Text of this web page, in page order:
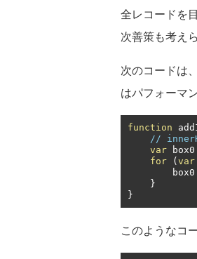
全レコードを
次善策も考え
次のコードは
はパフォーマ
function
//
var box0
for
( var
        box0
}
}
このようなコ